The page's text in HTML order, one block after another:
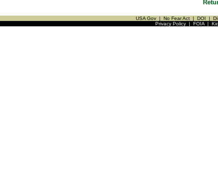
USA Gov | No Fear Act | DOI |
Privacy Policy| FOIA|